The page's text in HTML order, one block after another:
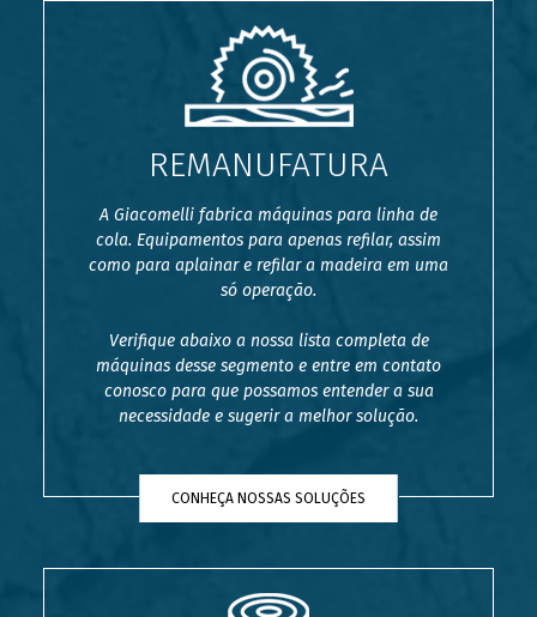
REMANUFATURA
A Giacomelli fabrica máquinas para linha de
cola. Equipamentos para apenas refilar, assim
como para aplainar e refilar a madeira em uma
só operação.
Verifique abaixo a nossa lista completa de
máquinas desse segmento e entre em contato
conosco para que possamos entender a sua
necessidade e sugerir a melhor solução.
CONHEÇA NOSSAS SOLUÇÕES